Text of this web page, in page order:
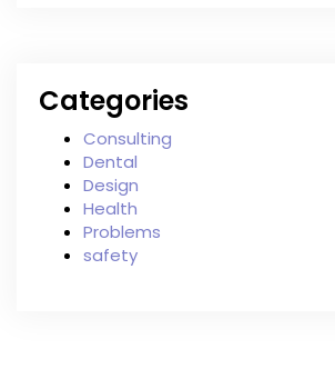
Categories
Consulting
Dental
Design
Health
Problems
safety